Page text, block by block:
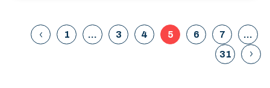
1 … 3 4 5 6 7
…
31